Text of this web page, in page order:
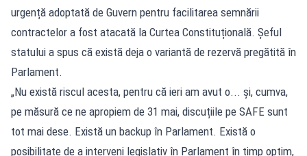
urgență adoptată de Guvern pentru facilitarea semnării
contractelor a fost atacată la Curtea Constituțională. Șeful
statului a spus că există deja o variantă de rezervă pregătită în
Parlament.
„Nu există riscul acesta, pentru că ieri am avut o... și, cumva,
pe măsură ce ne apropiem de 31 mai, discuțiile pe SAFE sunt
tot mai dese. Există un backup în Parlament. Există o
posibilitate de a interveni legislativ în Parlament în timp optim,